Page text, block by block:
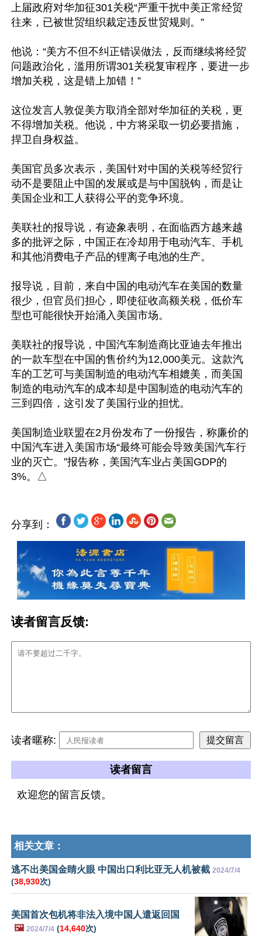
上届政府对华加征301关税“严重干扰中美正常经贸
往来，已被世贸组织裁定违反世贸规则。”
他说：“美方不但不纠正错误做法，反而继续将经贸
问题政治化，滥用所谓301关税复审程序，要进一步
增加关税，这是错上加错！”
这位发言人敦促美方取消全部对华加征的关税，更
不得增加关税。他说，中方将采取一切必要措施，
捍卫自身权益。
美国官员多次表示，美国针对中国的关税等经贸行
动不是要阻止中国的发展或是与中国脱钩，而是让
美国企业和工人获得公平的竞争环境。
美联社的报导说，有迹象表明，在面临西方越来越
多的批评之际，中国正在冷却用于电动汽车、手机
和其他消费电子产品的锂离子电池的生产。
报导说，目前，来自中国的电动汽车在美国的数量
很少，但官员们担心，即使征收高额关税，低价车
型也可能很快开始涌入美国市场。
美联社的报导说，中国汽车制造商比亚迪去年推出
的一款车型在中国的售价约为12,000美元。这款汽
车的工艺可与美国制造的电动汽车相媲美，而美国
制造的电动汽车的成本却是中国制造的电动汽车的
三到四倍，这引发了美国行业的担忧。
美国制造业联盟在2月份发布了一份报告，称廉价的
中国汽车进入美国市场“最终可能会导致美国汽车行
业的灭亡。”报告称，美国汽车业占美国GDP的
分享到：
读者留言反馈:
读者暱称:
读者留言
欢迎您的留言反馈。
相关文章：
逃不出美国金睛火眼 中国出口利比亚无人机被截 2024/7/4
(38,930次)
美国首次包机将非法入境中国人遣返回国
🖼️ 2024/7/4 (14,640次)